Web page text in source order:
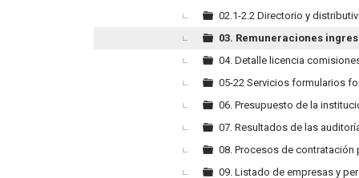
02.1-2.2 Directorio y
03. Remuneraciones
04. Detalle licencia
05-22 Servicios formularios
06. Presupuesto de la
07. Resultados de las
08. Procesos de contratación
09. Listado de empresas y